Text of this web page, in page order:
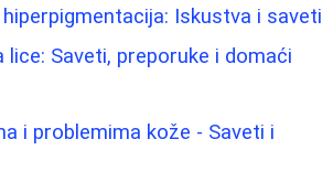
Iskustva i saveti
lice: Saveti, preporuke i domaći
i problemima kože - Saveti i